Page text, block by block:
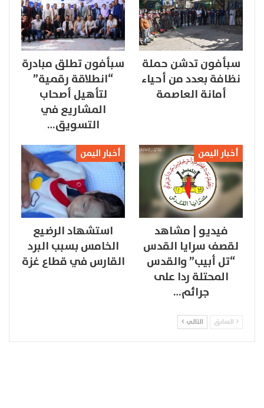
سبأفون تدشن حملة
نظافة بعدد من أحياء
أمانة العاصمة
سبأفون تطلق مبادرة
“انطلاقة رقمية”
لتأهيل أصحاب
المشاريع في
التسويق…
أخبار اليمن
فيديو | مشاهد
لقصف سرايا القدس
“تل أبيب” والقدس
المحتلة ردا على
جرائم…
أخبار اليمن
استشهاد الرضيع
الخامس بسبب البرد
القارس في قطاع غزة
السابق التالي